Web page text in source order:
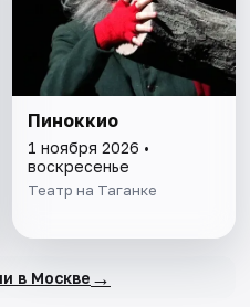
Пиноккио
1 ноября 2026 •
воскресенье
Театр на Таганке
в Москве →